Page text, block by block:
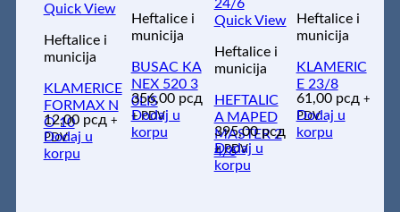
Quick View
Heftalice i
municija
KLAMERICE
FORMAX N
O 10
12,00 рсд +
PDV
Dodaj u
korpu
Heftalice i
municija
BUSAC KA
NEX 520 3
0LIS
356,00 рсд
+ PDV
Dodaj u
korpu
Quick View
Heftalice i
municija
HEFTALIC
A MAPED
MASTER 2
4/6
395,00рсд
+ PDV
Dodaj u
korpu
Heftalice i
municija
KLAMERIC
E 23/8
61,00 рсд +
PDV
Dodaj u
korpu